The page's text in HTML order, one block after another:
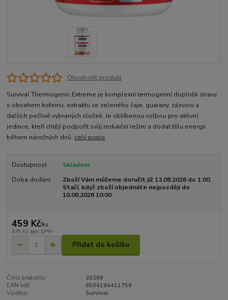
Ohodnotit produkt
Survival Thermogenic Extreme je komplexní termogenní doplněk stravy
s obsahem kofeinu, extraktu ze zeleného čaje, guarany, zázvoru a
dalších pečlivě vybraných složek. Je oblíbenou volbou pro aktivní
jedince, kteří chtějí podpořit svůj redukční režim a dodat tělu energii
během náročných dnů. celý popis
Dostupnost
Skladem
Doba dodání
Zboží Vám můžeme doručit již 13.08.2026 do 1:00.
Stačí, když zboží objednáte nejpozději do
10.08.2026 10:00
459 Kč/ks
379 Kč bez DPH
Přidat do košíku
Číslo produktu:
20266
EAN kód:
8594194411756
Výrobce:
Survival